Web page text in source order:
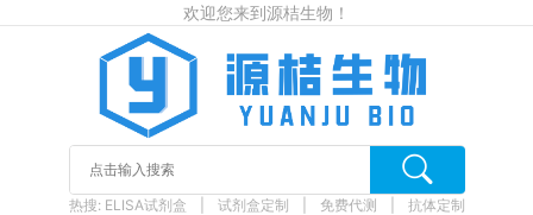
欢迎您来到源桔生物！
热搜: ELISA试剂盒 试剂盒定制 免费代测 抗体定制